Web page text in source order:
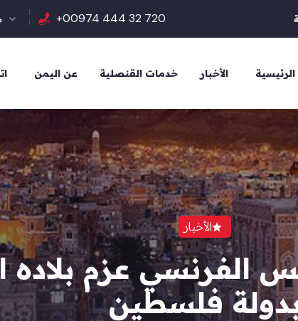
+00974 444 32 720
الرئيسية الأخبار خدمات القنصلية عن اليمن
الأخبار
الفرنسي عزم بلاده
فلسطين